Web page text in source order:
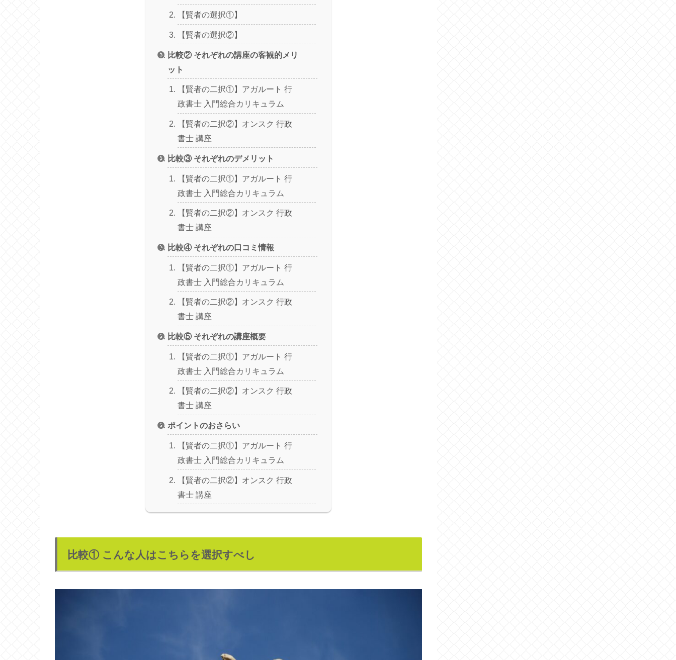
【賢者の選択①】
【賢者の選択②】
比較② それぞれの講座の客観的メリ
ット
【賢者の二択①】アガルート 行
政書士 入門総合カリキュラム
【賢者の二択②】オンスク 行政
書士 講座
比較③ それぞれのデメリット
【賢者の二択①】アガルート 行
政書士 入門総合カリキュラム
【賢者の二択②】オンスク 行政
書士 講座
比較④ それぞれの口コミ情報
【賢者の二択①】アガルート 行
政書士 入門総合カリキュラム
【賢者の二択②】オンスク 行政
書士 講座
比較⑤ それぞれの講座概要
【賢者の二択①】アガルート 行
政書士 入門総合カリキュラム
【賢者の二択②】オンスク 行政
書士 講座
ポイントのおさらい
【賢者の二択①】アガルート 行
政書士 入門総合カリキュラム
【賢者の二択②】オンスク 行政
書士 講座
比較① こんな人はこちらを選択すべし